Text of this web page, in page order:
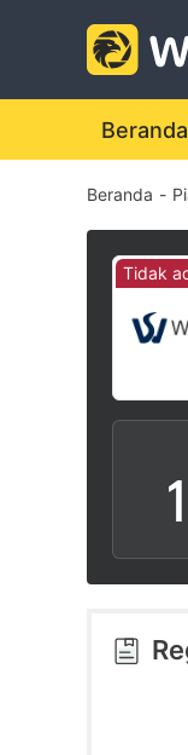
Beranda
Beranda -
Tidak
1